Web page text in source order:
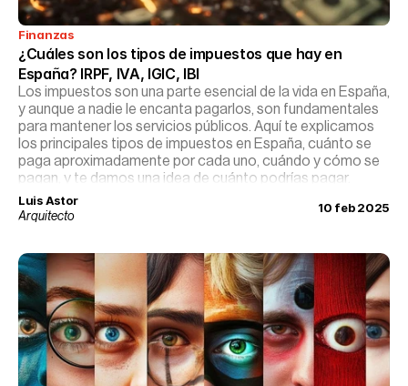
Finanzas
¿Cuáles son los tipos de impuestos que hay en
España? IRPF, IVA, IGIC, IBI
Los impuestos son una parte esencial de la vida en España,
y aunque a nadie le encanta pagarlos, son fundamentales
para mantener los servicios públicos. Aquí te explicamos
los principales tipos de impuestos en España, cuánto se
paga aproximadamente por cada uno, cuándo y cómo se
pagan, y te damos una idea de cuánto podrías pagar.
Luis Astor
Arquitecto
10 feb 2025